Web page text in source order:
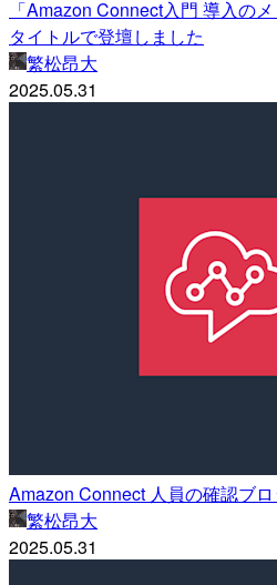
「Amazon Connect入門 導入の
タイトルで登壇しました
繁松昂大
2025.05.31
Amazon Connect 人員の確認ブ
繁松昂大
2025.05.31